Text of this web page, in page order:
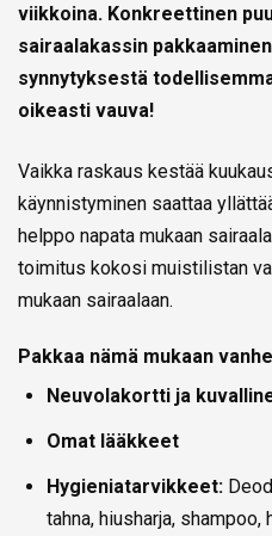
viikkoina. Konkreettinen
sairaalakassin
synnytyksestä
oikeasti vauva!
Vaikka raskaus kestää
käynnistyminen saattaa
helppo napata mukaan
toimitus kokosi muistilistan
mukaan sairaalaan.
Pakkaa nämä mukaan
Neuvolakortti ja
Omat lääkkeet
Hygieniatarvikkeet:
tahna, hiusharja,